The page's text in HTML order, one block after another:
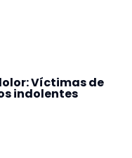
Víctimas de
indolentes